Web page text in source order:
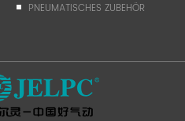
PNEUMATISCHES ZUBEHÖR